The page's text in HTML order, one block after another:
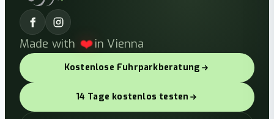
Made with ❤️in Vienna
Kostenlose Fuhrparkberatung
14 Tage kostenlos testen